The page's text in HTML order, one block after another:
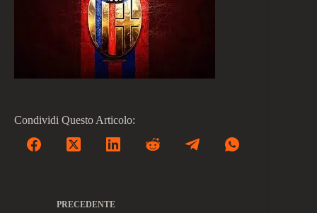
Condividi Questo Articolo:
PRECEDENTE